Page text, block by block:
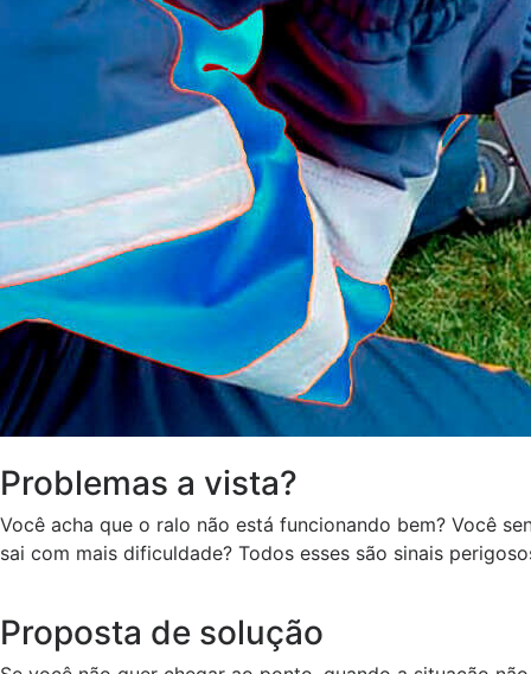
Problemas a vista?
Você acha que o ralo não está funcionando bem? Você
sai com mais dificuldade? Todos esses são sinais
Proposta de solução